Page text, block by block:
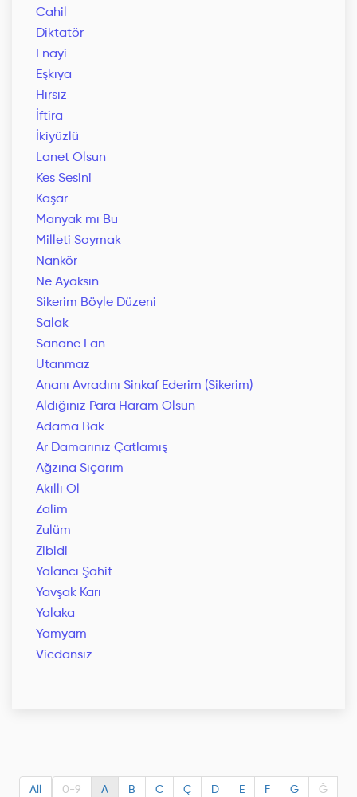
Cahil
Diktatör
Enayi
Eşkıya
Hırsız
İftira
İkiyüzlü
Lanet Olsun
Kes Sesini
Kaşar
Manyak mı Bu
Milleti Soymak
Nankör
Ne Ayaksın
Sikerim Böyle Düzeni
Salak
Sanane Lan
Utanmaz
Ananı Avradını Sinkaf Ederim (Sikerim)
Aldığınız Para Haram Olsun
Adama Bak
Ar Damarınız Çatlamış
Ağzına Sıçarım
Akıllı Ol
Zalim
Zulüm
Zibidi
Yalancı Şahit
Yavşak Karı
Yalaka
Yamyam
Vicdansız
All 0-9 A B C Ç D E F G Ğ